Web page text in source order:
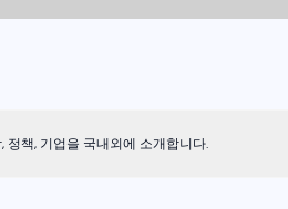
책, 기업을 국내외에 소개합니다.